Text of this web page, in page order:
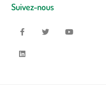
Suivez-nous